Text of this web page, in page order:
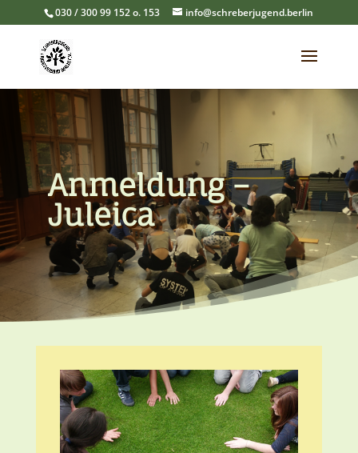
030 / 300 99 152 o. 153 info@schreberjugend.berlin
Anmeldung –
Juleica